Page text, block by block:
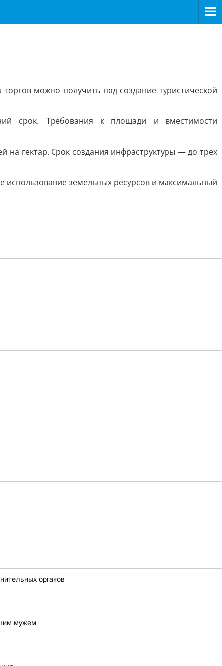
можно получить под создание туристической
срок. Требования к площади и вместимости
на гектар. Срок создания инфраструктуры — до трех
земельных ресурсов и максимальный
органов
мужем